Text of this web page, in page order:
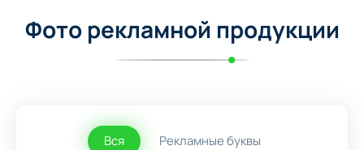
Фото рекламной продукции
Вся
Рекламные буквы